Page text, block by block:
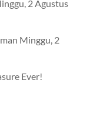
2 Agustus
Minggu, 2
Ever!